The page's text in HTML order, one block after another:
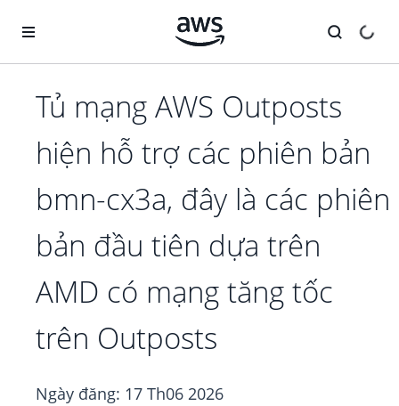
Tủ mạng AWS Outposts
hiện hỗ trợ các phiên bản
bmn-cx3a, đây là các phiên
bản đầu tiên dựa trên
AMD có mạng tăng tốc
trên Outposts
Ngày đăng: 17 Th06 2026